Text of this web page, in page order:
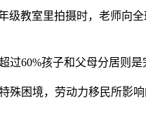
级教室里拍摄时，老师向
60%孩子和父母分居则是
殊困境，劳动力移民所影